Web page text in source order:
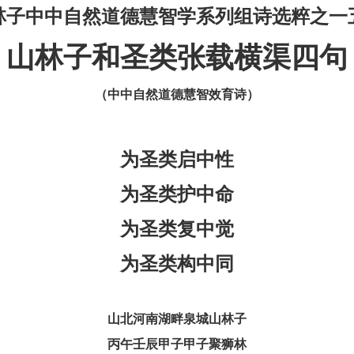
子中中自然道德慧智学系列组诗选粹之一
山林子和圣类张载横渠四句
（中中自然道德慧智效育诗）
为圣类启中性
为圣类护中命
为圣类复中觉
为圣类构中同
山北河南湖畔泉城山林子
丙午壬辰甲子甲子聚狮林